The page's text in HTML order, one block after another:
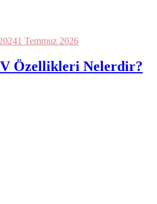
1 Temmuz 2026
Özellikleri Nelerdir?